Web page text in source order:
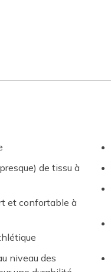
de tissu à
et confortable à
niveau des